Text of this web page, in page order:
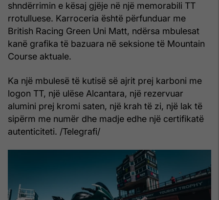
shndërrimin e kësaj gjëje në një memorabili TT
rrotulluese. Karroceria është përfunduar me
British Racing Green Uni Matt, ndërsa mbulesat
kanë grafika të bazuara në seksione të Mountain
Course aktuale.
Ka një mbulesë të kutisë së ajrit prej karboni me
logon TT, një ulëse Alcantara, një rezervuar
alumini prej kromi saten, një krah të zi, një lak të
sipërm me numër dhe madje edhe një certifikatë
autenticiteti. /Telegrafi/